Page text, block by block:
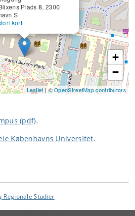
Plads 8, 2300
S
kort
+
−
Leaflet | ©OpenStreetMap contributors
(pdf).
Københavns Universitet.
Studier